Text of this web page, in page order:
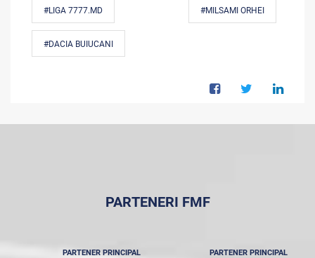
#LIGA 7777.MD #MILSAMI ORHEI
#DACIA BUIUCANI
PARTENERI FMF
PARTENER PRINCIPAL PARTENER PRINCIPAL